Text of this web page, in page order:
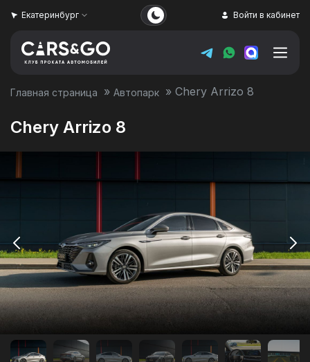
Екатеринбург Войти в кабинет
Главная страница » Автопарк » Chery Arrizo 8
Chery Arrizo 8
Аренда
автомобиля